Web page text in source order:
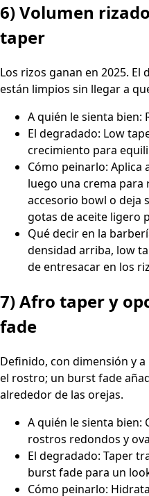
6) Volumen
taper
Los rizos ganan en 2025.
están limpios sin llegar a
A quién le sienta bien:
El degradado: Low
crecimiento para
Cómo peinarlo: Aplica
luego una crema para
accesorio bowl o deja
gotas de aceite ligero
Qué decir en la
densidad arriba, low
de entresacar en los
7) Afro taper y
fade
Definido, con dimensión y
el rostro; un burst fade
alrededor de las orejas.
A quién le sienta bien:
rostros redondos y
El degradado: Taper
burst fade para un
Cómo peinarlo: